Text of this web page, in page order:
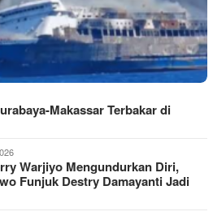
Makassar Terbakar di
Warjiyo Mengundurkan Diri,
Funjuk Destry Damayanti Jadi